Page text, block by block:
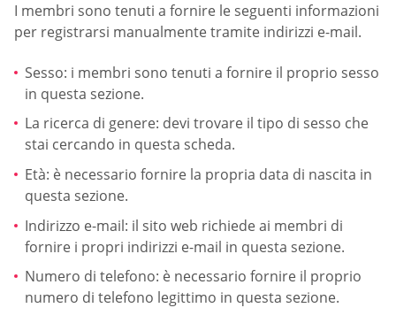
I membri sono tenuti a fornire le seguenti informazioni
per registrarsi manualmente tramite indirizzi e-mail.
Sesso: i membri sono tenuti a fornire il proprio sesso
in questa sezione.
La ricerca di genere: devi trovare il tipo di sesso che
stai cercando in questa scheda.
Età: è necessario fornire la propria data di nascita in
questa sezione.
Indirizzo e-mail: il sito web richiede ai membri di
fornire i propri indirizzi e-mail in questa sezione.
Numero di telefono: è necessario fornire il proprio
numero di telefono legittimo in questa sezione.